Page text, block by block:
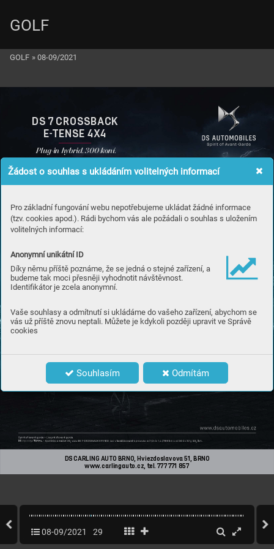
Žádost o souhlas s ukládáním volitelných informací
Pro základní fungování webu nepotřebujeme ukládat žádné informace
(tzv. cookies apod.). Rádi bychom vás ale požádali o souhlas s uložením
volitelných informací:
Anonymní unikátní ID
Díky němu příště poznáme, že se jedná o stejné zařízení, a
budeme tak moci přesněji vyhodnotit návštěvnost.
Identifikátor je zcela anonymní.
Vaše souhlasy a odmítnutí si ukládáme do vašeho zařízení, abychom se
vás už příště znovu neptali. Můžete je kdykoli později upravit ve Správě
cookies
Souhlasím Odmítám
DS CARLING AUTO BRNO, Hviezdoslavova 51, BRNO
www.carlingauto.cz, tel. 777 771 857
DS 7 CROSSBACK
ETENSE 4X4
Plug-in hybrid. 300 koní.
GOLF
GOLF » 08-09/2021
08-09/2021 29